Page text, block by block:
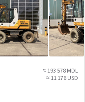
≈ 193 578 MDL
≈ 11 176 USD